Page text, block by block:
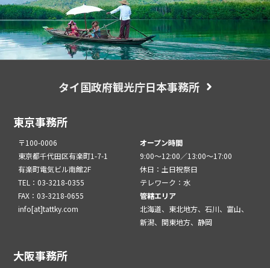
タイ国政府観光庁日本事務所
東京事務所
〒100-0006
東京都千代田区有楽町1-7-1
有楽町電気ビル南館2F
TEL：03-3218-0355
FAX：03-3218-0655
info[at]tattky.com
オープン時間
9:00～12:00／13:00～17:00
休日：土日祝祭日
テレワーク：水
管轄エリア
北海道、東北地方、石川、富山、
新潟、関東地方、静岡
大阪事務所